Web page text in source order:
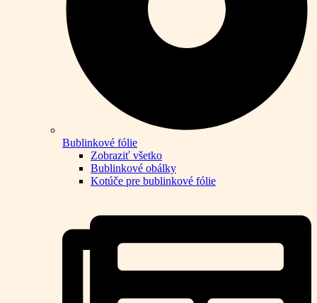
Bublinkové fólie
Zobraziť všetko
Bublinkové obálky
Kotúče pre bublinkové fólie